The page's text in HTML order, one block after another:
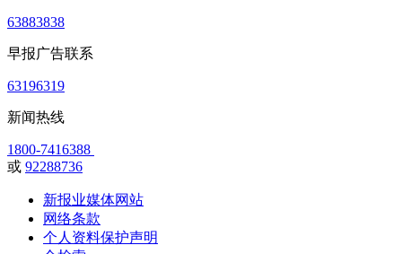
63883838
早报广告联系
63196319
新闻热线
1800-7416388
或 92288736
新报业媒体网站
网络条款
个人资料保护声明